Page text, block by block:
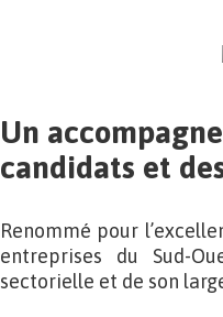
Un
candidats et
Renommé pour
entreprises du Sud-
sectorielle et de son